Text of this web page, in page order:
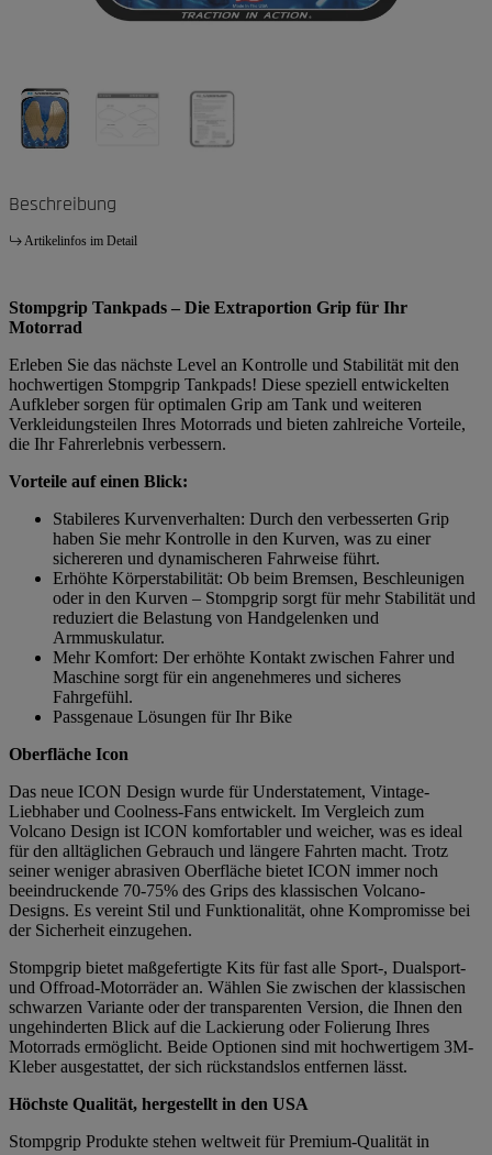
Beschreibung
Artikelinfos im Detail
Stompgrip Tankpads – Die Extraportion Grip für Ihr
Motorrad
Erleben Sie das nächste Level an Kontrolle und Stabilität mit den
hochwertigen Stompgrip Tankpads! Diese speziell entwickelten
Aufkleber sorgen für optimalen Grip am Tank und weiteren
Verkleidungsteilen Ihres Motorrads und bieten zahlreiche Vorteile,
die Ihr Fahrerlebnis verbessern.
Vorteile auf einen Blick:
Stabileres Kurvenverhalten: Durch den verbesserten Grip
haben Sie mehr Kontrolle in den Kurven, was zu einer
sichereren und dynamischeren Fahrweise führt.
Erhöhte Körperstabilität: Ob beim Bremsen, Beschleunigen
oder in den Kurven – Stompgrip sorgt für mehr Stabilität und
reduziert die Belastung von Handgelenken und
Armmuskulatur.
Mehr Komfort: Der erhöhte Kontakt zwischen Fahrer und
Maschine sorgt für ein angenehmeres und sicheres
Fahrgefühl.
Passgenaue Lösungen für Ihr Bike
Oberfläche Icon
Das neue ICON Design wurde für Understatement, Vintage-
Liebhaber und Coolness-Fans entwickelt. Im Vergleich zum
Volcano Design ist ICON komfortabler und weicher, was es ideal
für den alltäglichen Gebrauch und längere Fahrten macht. Trotz
seiner weniger abrasiven Oberfläche bietet ICON immer noch
beeindruckende 70-75% des Grips des klassischen Volcano-
Designs. Es vereint Stil und Funktionalität, ohne Kompromisse bei
der Sicherheit einzugehen.
Stompgrip bietet maßgefertigte Kits für fast alle Sport-, Dualsport-
und Offroad-Motorräder an. Wählen Sie zwischen der klassischen
schwarzen Variante oder der transparenten Version, die Ihnen den
ungehinderten Blick auf die Lackierung oder Folierung Ihres
Motorrads ermöglicht. Beide Optionen sind mit hochwertigem 3M-
Kleber ausgestattet, der sich rückstandslos entfernen lässt.
Höchste Qualität, hergestellt in den USA
Stompgrip Produkte stehen weltweit für Premium-Qualität in